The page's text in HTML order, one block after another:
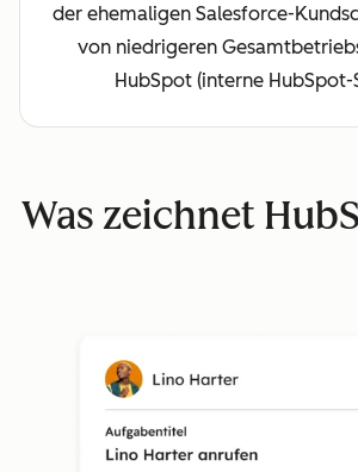
der ehemaligen Salesforce-
von niedrigeren
HubSpot (interne HubSpot-
Was zeichnet